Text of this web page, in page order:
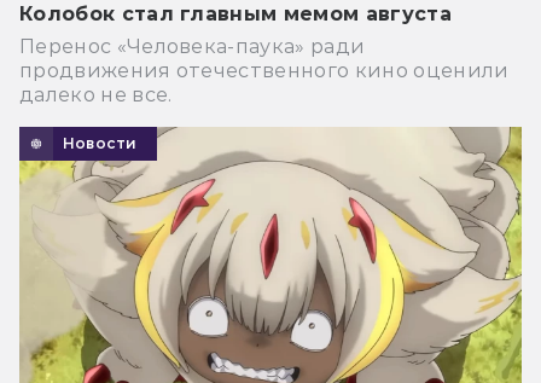
Колобок стал главным мемом августа
Перенос «Человека-паука» ради
продвижения отечественного кино оценили
далеко не все.
Новости